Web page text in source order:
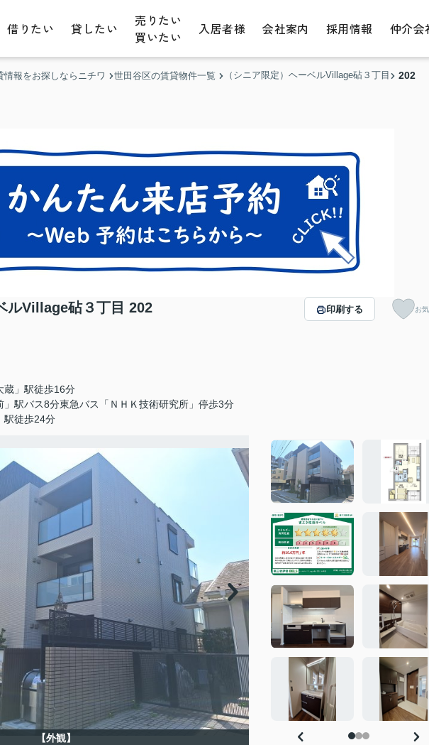
借りたい 貸したい
売りたい
買いたい
入居者様 会社案内 採用情報 仲介会
報をお探しならニチワ 世田谷区の賃貸物件一覧 （シニア限定）ヘーベルVillage砧３丁目 202
ルVillage砧３丁目 202
蔵」駅徒歩16分
駅バス8分東急バス「ＮＨＫ技術研究所」停歩3分
駅徒歩24分
印刷する お
【外観】